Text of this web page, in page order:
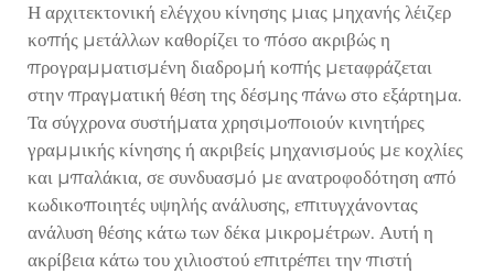
Η αρχιτεκτονική ελέγχου κίνησης μιας μηχανής λέιζερ
κοπής μετάλλων καθορίζει το πόσο ακριβώς η
προγραμματισμένη διαδρομή κοπής μεταφράζεται
στην πραγματική θέση της δέσμης πάνω στο εξάρτημα.
Τα σύγχρονα συστήματα χρησιμοποιούν κινητήρες
γραμμικής κίνησης ή ακριβείς μηχανισμούς με κοχλίες
και μπαλάκια, σε συνδυασμό με ανατροφοδότηση από
κωδικοποιητές υψηλής ανάλυσης, επιτυγχάνοντας
ανάλυση θέσης κάτω των δέκα μικρομέτρων. Αυτή η
ακρίβεια κάτω του χιλιοστού επιτρέπει την πιστή